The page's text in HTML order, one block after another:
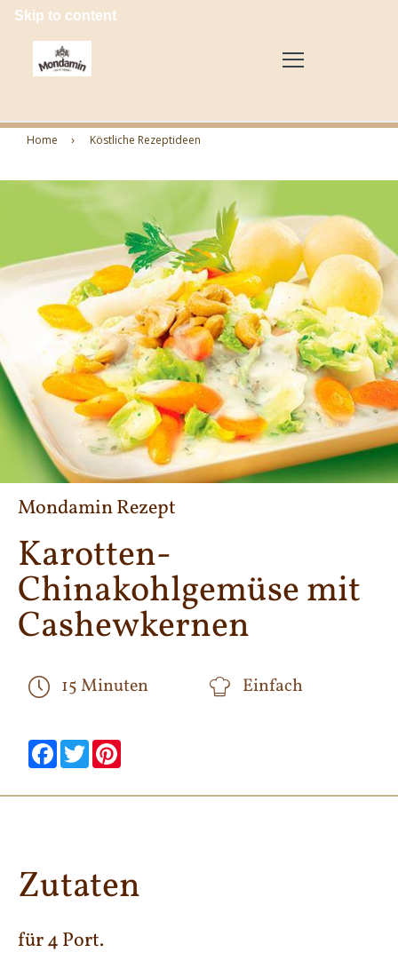
Skip to content
Home Köstliche Rezeptideen
Mondamin Rezept
Karotten-
Chinakohlgemüse mit
Cashewkernen
15 Minuten Einfach
null
Facebook
null null
Twitter
null null
null
Zutaten
für 4 Port.